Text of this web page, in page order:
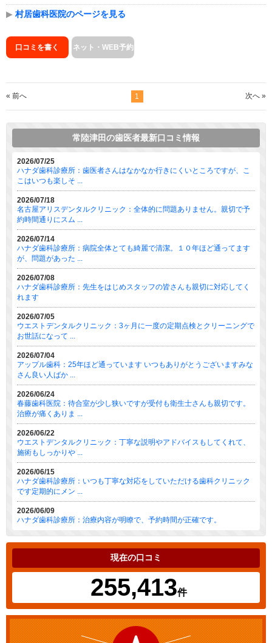
▶ 村居歯科医院のページを見る
口コミを書く ネット・WEB予約
« 前へ 1 次へ »
常陸津田の歯医者最新口コミ情報
2026/07/25
ハナダ歯科診療所：歯医者さんはなかなか行きにくいところですが、こ
こはいつも楽しそ ...
2026/07/18
名古屋アリスデンタルクリニック：全体的に問題ありません。親切で予
約時間通りにスム ...
2026/07/14
ハナダ歯科診療所：病院全体とても綺麗で清潔。１０年ほど通ってます
が、問題があった ...
2026/07/08
ハナダ歯科診療所：先生をはじめスタッフの皆さんも親切に対応してく
れます
2026/07/05
ウエストデンタルクリニック：3ヶ月に一度の定期点検とクリーニングで
お世話になって ...
2026/07/04
アップル歯科：25年ほど通っています いつもありがとうございますみな
さん良い人ばか ...
2026/06/24
春藤歯科医院：待合室が少し狭いですが受付も衛生士さんも親切です。
治療が痛くありま ...
2026/06/22
ウエストデンタルクリニック：丁寧な説明やアドバイスもしてくれて、
施術もしっかりや ...
2026/06/15
ハナダ歯科診療所：いつも丁寧な対応をしていただける歯科クリニック
です定期的にメン ...
2026/06/09
ハナダ歯科診療所：治療内容が明瞭で、予約時間が正確です。
現在の口コミ
255,413件